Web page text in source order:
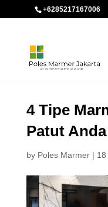
+6285217167006
4 Tipe
Patut
by Poles Marmer| 18